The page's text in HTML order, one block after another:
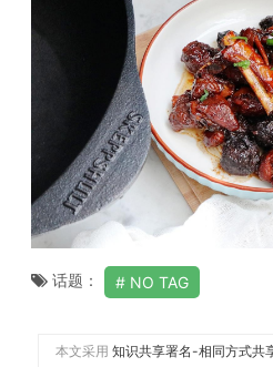
话题： NO TAG
本文采用 知识共享署名-相同方式共